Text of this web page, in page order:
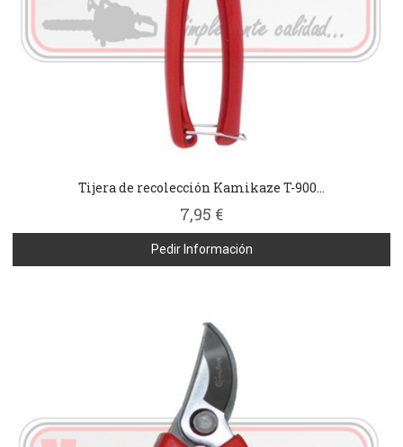
Tijera de recolección Kamikaze T-900...
7,95 €
Pedir Información